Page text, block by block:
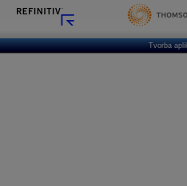
Tvorba